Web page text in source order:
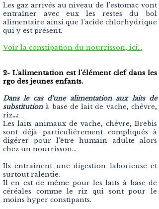
Les gaz arrivés au niveau de l'estomac vont
entraîner avec eux les restes du bol
alimentaire ainsi que l'acide chlorhydrique
qui y est présent.
Voir la constipation du nourrisson, ici...
2- L'alimentation est l'élément clef dans les
rgo des jeunes enfants.
Dans le cas d'une alimentation aux laits de
substitutionà base de lait de vache, chèvre,
riz…:
Les laits animaux de vache, chèvre, Brebis
sont déjà particulièrement compliqués à
digérer pour l'être humain adulte alors
chez un nourrisson...
Ils entraînent une digestion laborieuse et
surtout ralentie.
Il en est de même pour les laits à base de
céréales comme le riz qui sont pour le
moins hyper constipants.